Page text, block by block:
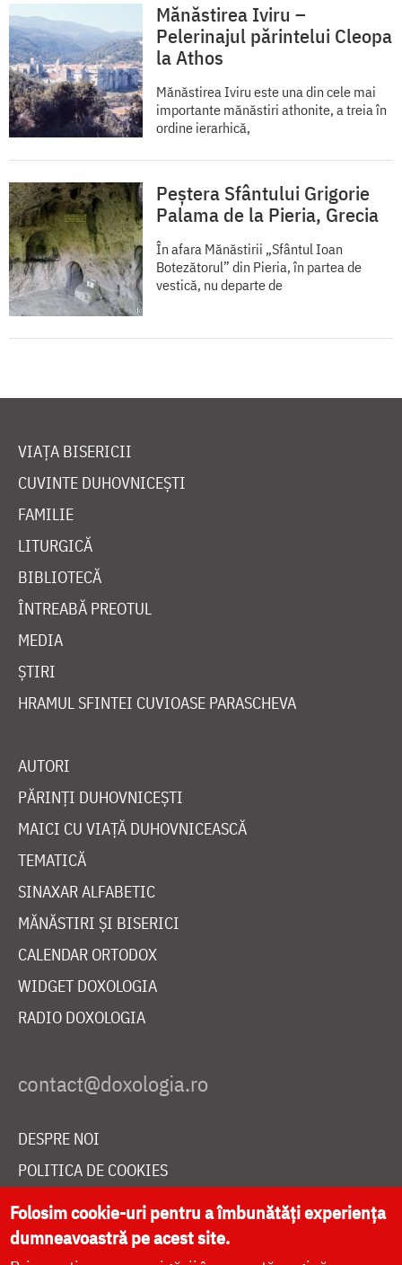
Mănăstirea Iviru –
Pelerinajul părintelui Cleopa
la Athos
Mănăstirea Iviru este una din cele mai
importante mănăstiri athonite, a treia în
ordine ierarhică,
Peștera Sfântului Grigorie
Palama de la Pieria, Grecia
În afara Mănăstirii „Sfântul Ioan
Botezătorul” din Pieria, în partea de
vestică, nu departe de
VIAȚA BISERICII
CUVINTE DUHOVNICEȘTI
FAMILIE
LITURGICĂ
BIBLIOTECĂ
ÎNTREABĂ PREOTUL
MEDIA
ȘTIRI
HRAMUL SFINTEI CUVIOASE PARASCHEVA
AUTORI
PĂRINȚI DUHOVNICEȘTI
MAICI CU VIAȚĂ DUHOVNICEASCĂ
TEMATICĂ
SINAXAR ALFABETIC
MĂNĂSTIRI ȘI BISERICI
CALENDAR ORTODOX
WIDGET DOXOLOGIA
RADIO DOXOLOGIA
DESPRE NOI
POLITICA DE COOKIES
DONEAZĂ ONLINE PENTRU CATEDRALA NAȚIONALĂ
Folosim cookie-uri pentru a îmbunătăți experiența
dumneavoastră pe acest site.